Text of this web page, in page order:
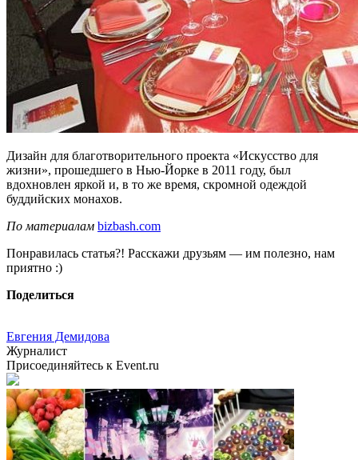
Дизайн для благотворительного проекта «Искусство для
жизни», прошедшего в Нью-Йорке в 2011 году, был
вдохновлен яркой и, в то же время, скромной одеждой
буддийских монахов.
По материалам bizbash.com
Понравилась статья?! Расскажи друзьям — им полезно, нам
приятно :)
Поделиться
Евгения Демидова
Журналист
Присоединяйтесь к Event.ru